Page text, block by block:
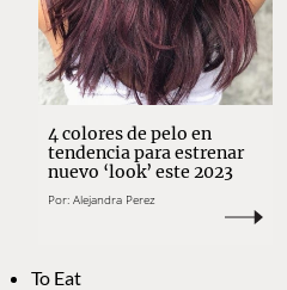
4 colores de pelo en
tendencia para estrenar
nuevo ‘look’ este 2023
Por: Alejandra Perez
To Eat